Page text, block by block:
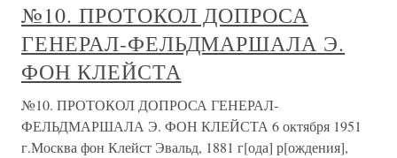
№10. ПРОТОКОЛ ДОПРОСА
ГЕНЕРАЛ-ФЕЛЬДМАРШАЛА Э.
ФОН КЛЕЙСТА
№10. ПРОТОКОЛ ДОПРОСА ГЕНЕРАЛ-
ФЕЛЬДМАРШАЛА Э. ФОН КЛЕЙСТА 6 октября 1951
г.Москва фон Клейст Эвальд, 1881 г[ода] р[ождения],